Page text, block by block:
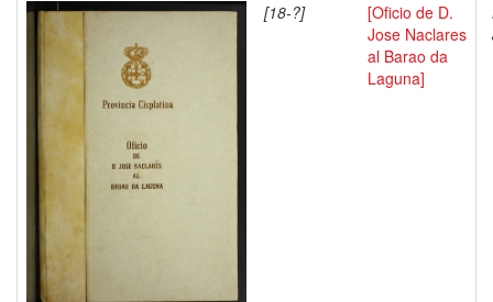
[18-?]
[Oficio de D.
Jose Naclares
al Barao da
Laguna]